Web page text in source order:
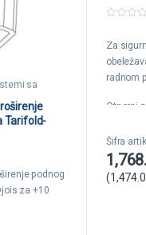
sa
Tarifold-
podnog
za +10
1/10
u
o
f
5
Za
radnom
Otporni
Debljina
Šifra
(